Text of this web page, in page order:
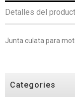
Detalles del
Junta culata para
Categories